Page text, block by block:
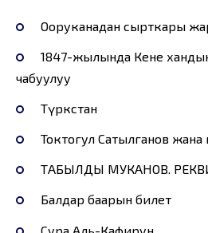
Ооруканадан сырткары
1847-жылында Кене
чабуулуу
Түркстан
Токтогул Сатылганов
ТАБЫЛДЫ МУКАНОВ.
Балдар баарын билет
Сура Аль-Кафирун